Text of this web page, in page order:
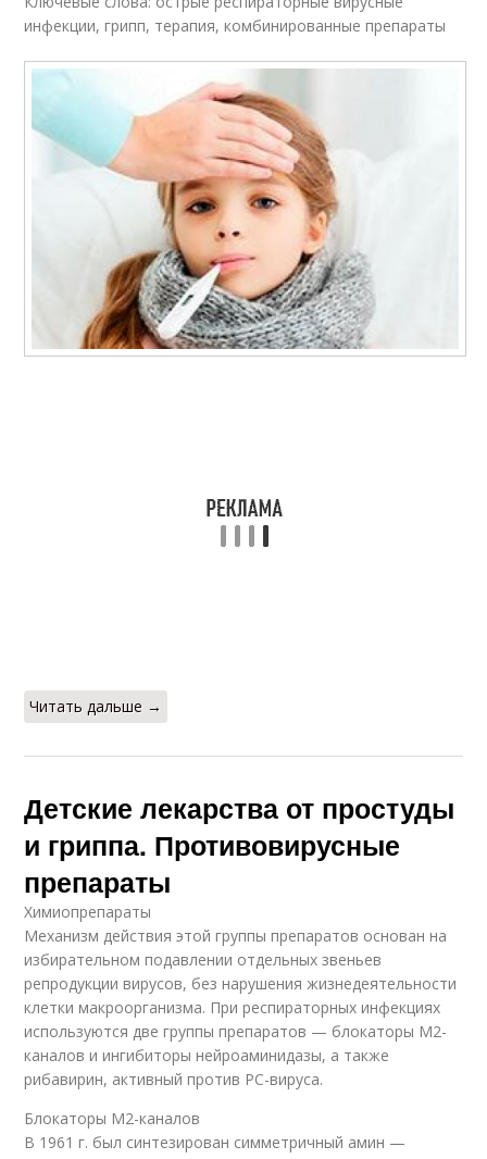
инфекции, грипп, терапия, комбинированные препараты
Читать дальше →
Детские лекарства от простуды
и гриппа. Противовирусные
препараты
Химиопрепараты
Механизм действия этой группы препаратов основан на
избирательном подавлении отдельных звеньев
репродукции вирусов, без нарушения жизнедеятельности
клетки макроорганизма. При респираторных инфекциях
используются две группы препаратов — блокаторы М2-
каналов и ингибиторы нейроаминидазы, а также
рибавирин, активный против РС-вируса.
Блокаторы М2-каналов
В 1961 г. был синтезирован симметричный амин —